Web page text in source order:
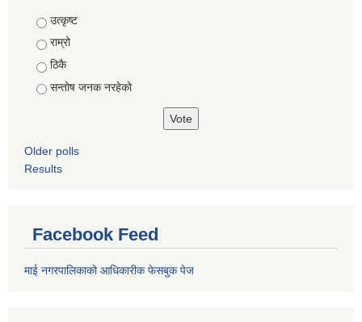
Choices
उत्कृष्ट
राम्रो
ठिकै
सन्तोष जनक नरहेको
Older polls
Results
Facebook Feed
माई नगरपालिकाको आधिकारीक फेसबुक पेज